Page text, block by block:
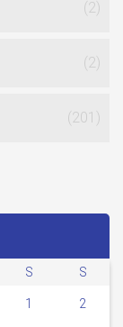
(2)
(2)
(201)
S S
1 2